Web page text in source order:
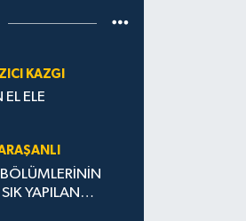
KAZGI
ELE
YAPILAN